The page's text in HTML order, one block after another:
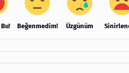
Beğenmedim! Üzgünüm